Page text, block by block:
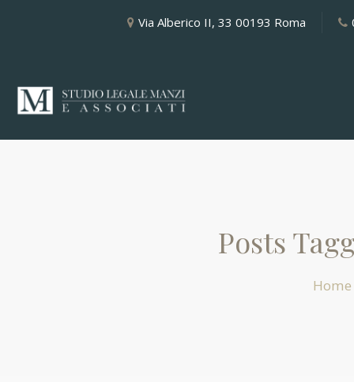
Via Alberico II, 33 00193 Roma
Posts
Home